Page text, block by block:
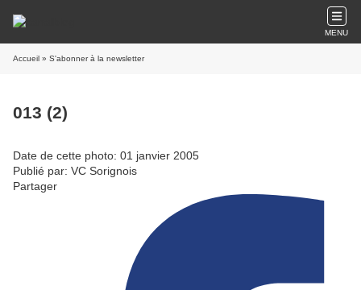
MENU
Accueil » S'abonner à la newsletter
013 (2)
Date de cette photo: 01 janvier 2005
Publié par: VC Sorignois
Partager